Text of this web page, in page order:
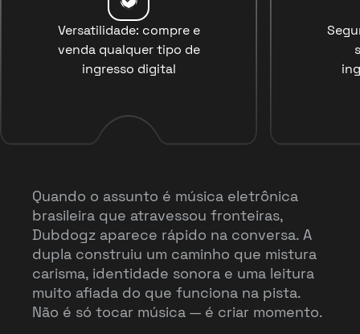
Versatilidade: compre e
venda qualquer tipo de
ingresso digital
Quando o assunto é música eletrônica
brasileira que atravessou fronteiras,
Dubdogz aparece rápido na conversa. A
dupla construiu um caminho que mistura
carisma, identidade sonora e uma leitura
muito afiada do que funciona na pista.
Não é só tocar música — é criar momento.